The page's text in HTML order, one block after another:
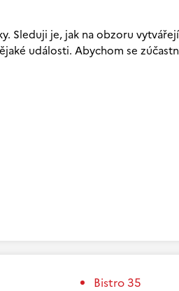
Sleduji je, jak na obzoru
události. Abychom se
Bistro 35